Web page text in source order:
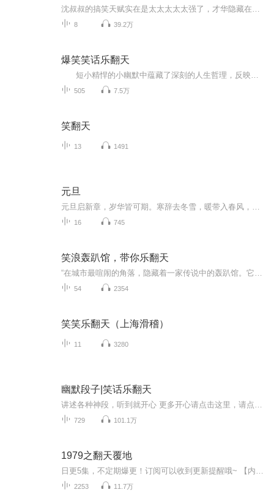
8 39.2万
爆笑笑话乐翻天
505 7.5万
笑翻天
13 1491
元旦
16 745
笑浪轰趴馆，带你乐翻天
54 2354
笑笑乐翻天（上海滑稽）
11 3280
幽默段子|笑话乐翻天
729 101.1万
1979之翻天覆地
2253 11.7万